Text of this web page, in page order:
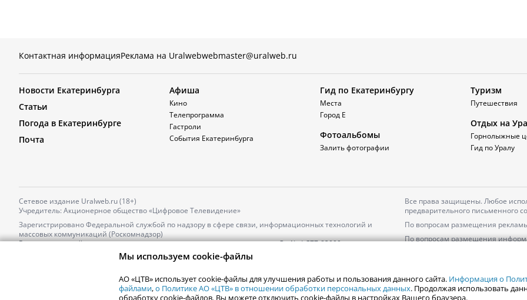
Контактная информацияРеклама на Uralwebwebmaster@uralweb.ru
Новости Екатеринбурга
Статьи
Погода в Екатеринбурге
Почта
Афиша
Кино
Телепрограмма
Гастроли
События Екатеринбурга
Гид по Екатеринбургу
Места
Город Е
Фотоальбомы
Залить фотографии
Туризм
Путешествия
Отдых на
Горнолыжные
Гид по Уралу
Сетевое издание Uralweb.ru (18+)
Учредитель: Акционерное общество «Цифровое Телевидение»
Зарегистрировано Федеральной службой по надзору в сфере связи, информационных технологий и
массовых коммуникаций (Роскомнадзор)
Регистрационный номер и дата принятия решения о регистрации: серияЭл № ФС77-82000
+7 (912) 244-87-87,
Электронный адрес редакции:news@uralweb.ru
Все права защищены. Любое
предварительного письменного
По вопросам размещения
По вопросам размещения
Мы используем cookie-файлы
АО «ЦТВ» использует cookie-файлы для улучшения работы и пользования данного сайта. Информация о
файлами,о Политике АО «ЦТВ» в отношении обработки персональных данных. Продолжая использовать
обработку cookie-файлов. Вы можете отключить cookie-файлы в настройках Вашего браузера.